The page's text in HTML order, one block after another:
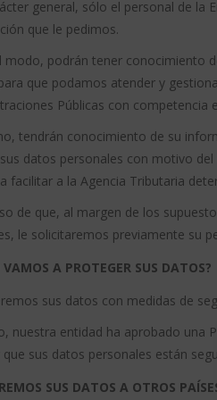
general, sólo el personal de la
que le pedimos.
modo, podrán tener conocimiento
que podamos atender y
Públicas con competencia
tendrán conocimiento de su
datos personales con motivo
facilitar a la Agencia Tributaria
de que, al margen de los
le solicitaremos previamente su
A PROTEGER SUS DATOS?
sus datos con medidas de
nuestra entidad ha aprobado una
sus datos personales están
SUS DATOS A OTROS